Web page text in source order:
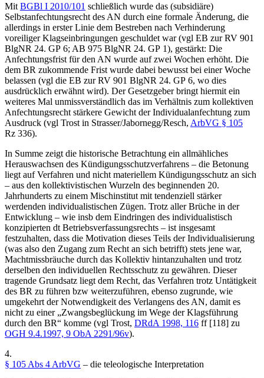
Mit BGBl I 2010/101 schließlich wurde das (subsidiäre)
Selbstanfechtungsrecht des AN durch eine formale Änderung, die
allerdings in erster Linie dem Bestreben nach Verhinderung
voreiliger Klagseinbringungen geschuldet war (vgl EB zur RV 901
BlgNR 24. GP 6; AB 975 BlgNR 24. GP 1), gestärkt: Die
Anfechtungsfrist für den AN wurde auf zwei Wochen erhöht. Die
dem BR zukommende Frist wurde dabei bewusst bei einer Woche
belassen (vgl die EB zur RV 901 BlgNR 24. GP 6, wo dies
ausdrücklich erwähnt wird). Der Gesetzgeber bringt hiermit ein
weiteres Mal unmissverständlich das im Verhältnis zum kollektiven
Anfechtungsrecht stärkere Gewicht der Individualanfechtung zum
Ausdruck (vgl Trost in Strasser/Jabornegg/Resch, ArbVG § 105
Rz 336).
In Summe zeigt die historische Betrachtung ein allmähliches
Herauswachsen des Kündigungsschutzverfahrens – die Betonung
liegt auf Verfahren und nicht materiellem Kündigungsschutz an sich
– aus den kollektivistischen Wurzeln des beginnenden 20.
Jahrhunderts zu einem Mischinstitut mit tendenziell stärker
werdenden individualistischen Zügen. Trotz aller Brüche in der
Entwicklung – wie insb dem Eindringen des individualistisch
konzipierten dt Betriebsverfassungsrechts – ist insgesamt
festzuhalten, dass die Motivation dieses Teils der Individualisierung
(was also den Zugang zum Recht an sich betrifft) stets jene war,
Machtmissbräuche durch das Kollektiv hintanzuhalten und trotz
derselben den individuellen Rechtsschutz zu gewähren. Dieser
tragende Grundsatz liegt dem Recht, das Verfahren trotz Untätigkeit
des BR zu führen bzw weiterzuführen, ebenso zugrunde, wie
umgekehrt der Notwendigkeit des Verlangens des AN, damit es
nicht zu einer „Zwangsbeglückung im Wege der Klagsführung
durch den BR“ komme (vgl Trost, DRdA 1998, 116 ff [118] zu
OGH 9.4.1997, 9 ObA 2291/96v).
4.
§ 105 Abs 4 ArbVG – die teleologische Interpretation